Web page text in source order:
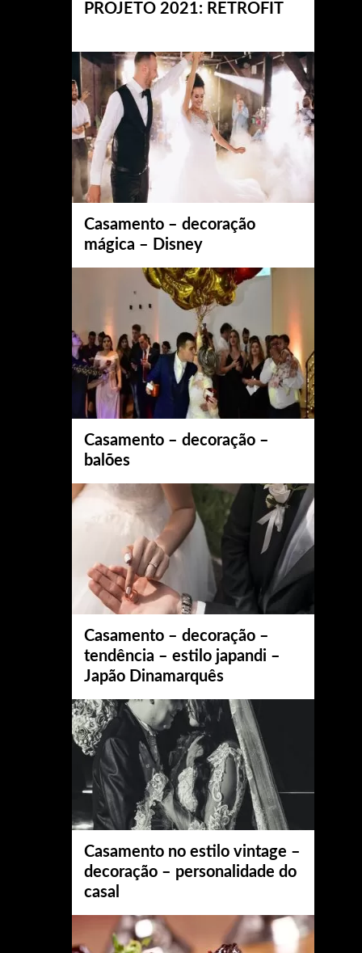
PROJETO 2021: RETROFIT
Casamento – decoração
mágica – Disney
Casamento – decoração –
balões
Casamento – decoração –
tendência – estilo japandi –
Japão Dinamarquês
Casamento no estilo vintage –
decoração – personalidade do
casal